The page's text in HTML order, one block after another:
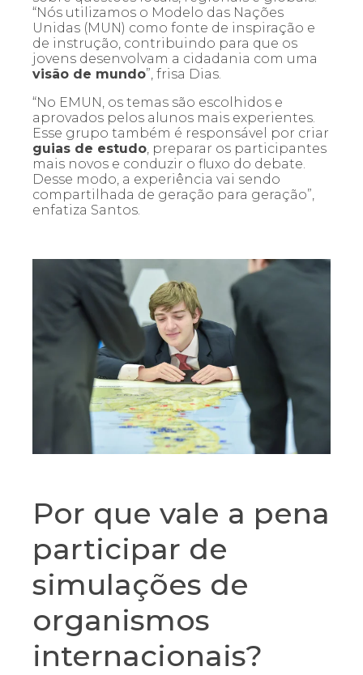
“Nós utilizamos o Modelo das Nações
Unidas (MUN) como fonte de inspiração e
de instrução, contribuindo para que os
jovens desenvolvam a cidadania com uma
visão de mundo”, frisa Dias.
“No EMUN, os temas são escolhidos e
aprovados pelos alunos mais experientes.
Esse grupo também é responsável por criar
guias de estudo, preparar os participantes
mais novos e conduzir o fluxo do debate.
Desse modo, a experiência vai sendo
compartilhada de geração para geração”,
enfatiza Santos.
Por que vale a pena
participar de
simulações de
organismos
internacionais?